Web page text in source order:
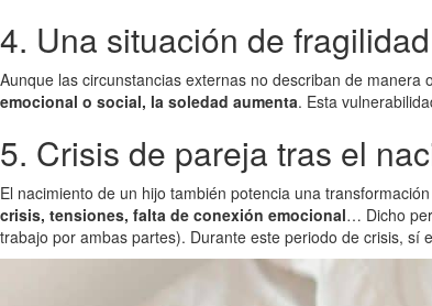
4. Una situación de
Aunque las circunstancias externas no describan de
emocional o social, la soledad aumenta. Esta
5. Crisis de pareja tras el
El nacimiento de un hijo también potencia una
crisis, tensiones, falta de conexión emocional… Dicho
trabajo por ambas partes). Durante este periodo de crisis, sí